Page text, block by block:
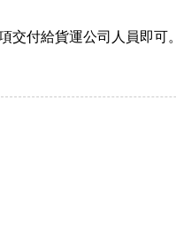
交付給貨運公司人員即可。